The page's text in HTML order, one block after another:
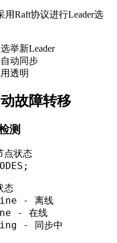
用Raft协议进行Leader选
举新Leader
动同步
透明
故障转移
测
状态
态
- 离线
- 在线
- 同步中